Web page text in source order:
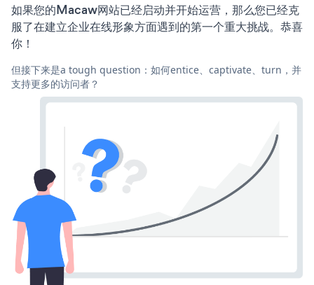
如果您的Macaw网站已经启动并开始运营，那么您已经克
服了在建立企业在线形象方面遇到的第一个重大挑战。恭喜
你！
但接下来是a tough question：如何entice、captivate、turn，并
支持更多的访问者？